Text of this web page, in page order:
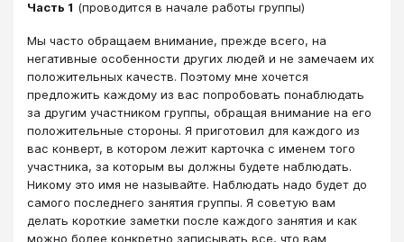
Часть 1 (проводится в начале работы группы)
Мы часто обращаем внимание, прежде всего, на
негативные особенности других людей и не замечаем их
положительных качеств. Поэтому мне хочется
предложить каждому из вас попробовать понаблюдать
за другим участником группы, обращая внимание на его
положительные стороны. Я приготовил для каждого из
вас конверт, в котором лежит карточка с именем того
участника, за которым вы должны будете наблюдать.
Никому это имя не называйте. Наблюдать надо будет до
самого последнего занятия группы. Я советую вам
делать короткие заметки после каждого занятия и как
можно более конкретно записывать все, что вам